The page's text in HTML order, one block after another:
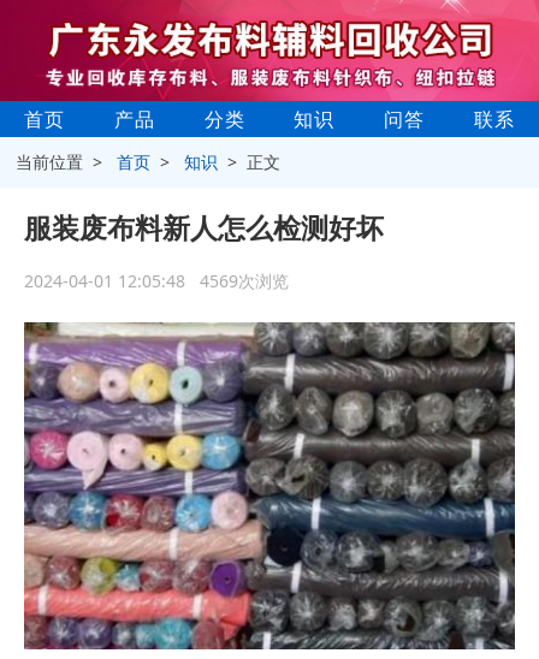
首页 产品 分类 知识 问答 联系
当前位置 >首页 >知识 > 正文
服装废布料新人怎么检测好坏
2024-04-01 12:05:48 4569次浏览